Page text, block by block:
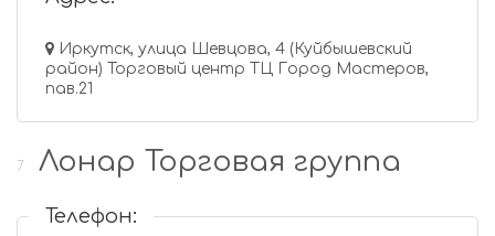
Иркутск, улица Шевцова, 4 (Куйбышевский
район) Торговый центр ТЦ Город Мастеров,
пав.21
7 Лонар Торговая группа
Телефон: